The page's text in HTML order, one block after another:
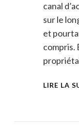
canal
sur le
et
compris.
LIRE LA